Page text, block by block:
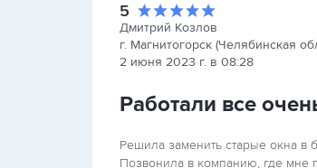
5
Дмитрий Козлов
г. Магнитогорск (Челябинская
2 июня 2023 г. в 08:28
Работали все
Решила заменить старые окна в
Позвонила в компанию, где мне